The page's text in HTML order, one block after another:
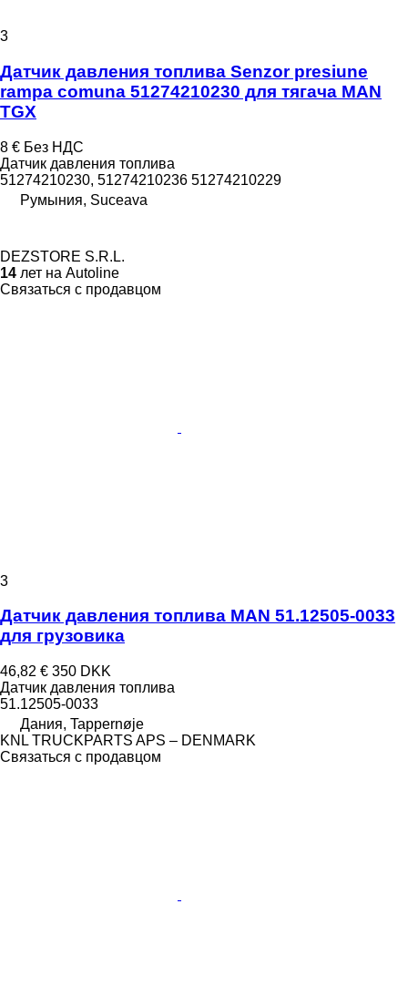
3
Датчик давления топлива Senzor presiune
rampa comuna 51274210230 для тягача MAN
TGX
8 € Без НДС
Датчик давления топлива
51274210230, 51274210236 51274210229
Румыния, Suceava
DEZSTORE S.R.L.
14 лет на Autoline
Связаться с продавцом
3
Датчик давления топлива MAN 51.12505-0033
для грузовика
46,82 € 350 DKK
Датчик давления топлива
51.12505-0033
Дания, Tappernøje
KNL TRUCKPARTS APS – DENMARK
Связаться с продавцом